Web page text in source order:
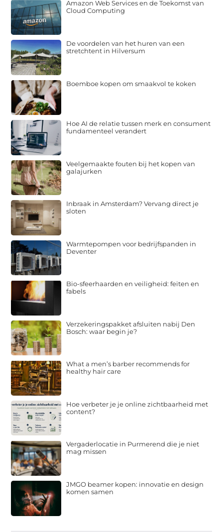
Amazon Web Services en de Toekomst van
Cloud Computing
De voordelen van het huren van een
stretchtent in Hilversum
Boemboe kopen om smaakvol te koken
Hoe AI de relatie tussen merk en consument
fundamenteel verandert
Veelgemaakte fouten bij het kopen van
galajurken
Inbraak in Amsterdam? Vervang direct je
sloten
Warmtepompen voor bedrijfspanden in
Deventer
Bio-sfeerhaarden en veiligheid: feiten en
fabels
Verzekeringspakket afsluiten nabij Den
Bosch: waar begin je?
What a men’s barber recommends for
healthy hair care
Hoe verbeter je je online zichtbaarheid met
content?
Vergaderlocatie in Purmerend die je niet
mag missen
JMGO beamer kopen: innovatie en design
komen samen